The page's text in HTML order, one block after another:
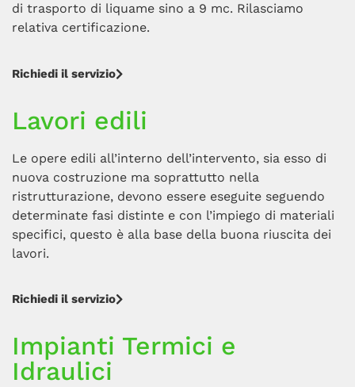
di trasporto di liquame sino a 9 mc. Rilasciamo
relativa certificazione.
Richiedi il servizio
Lavori edili
Le opere edili all’interno dell’intervento, sia esso di
nuova costruzione ma soprattutto nella
ristrutturazione, devono essere eseguite seguendo
determinate fasi distinte e con l’impiego di materiali
specifici, questo è alla base della buona riuscita dei
lavori.
Richiedi il servizio
Impianti Termici e
Idraulici